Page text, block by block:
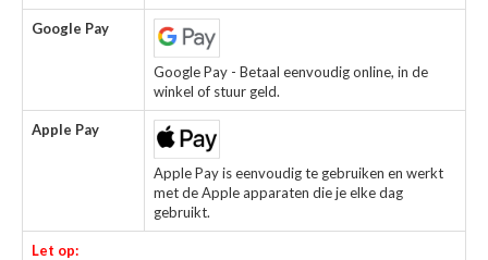
Google Pay
Google Pay - Betaal eenvoudig online, in de
winkel of stuur geld.
Apple Pay
Apple Pay is eenvoudig te gebruiken en werkt
met de Apple apparaten die je elke dag
gebruikt.
Let op: